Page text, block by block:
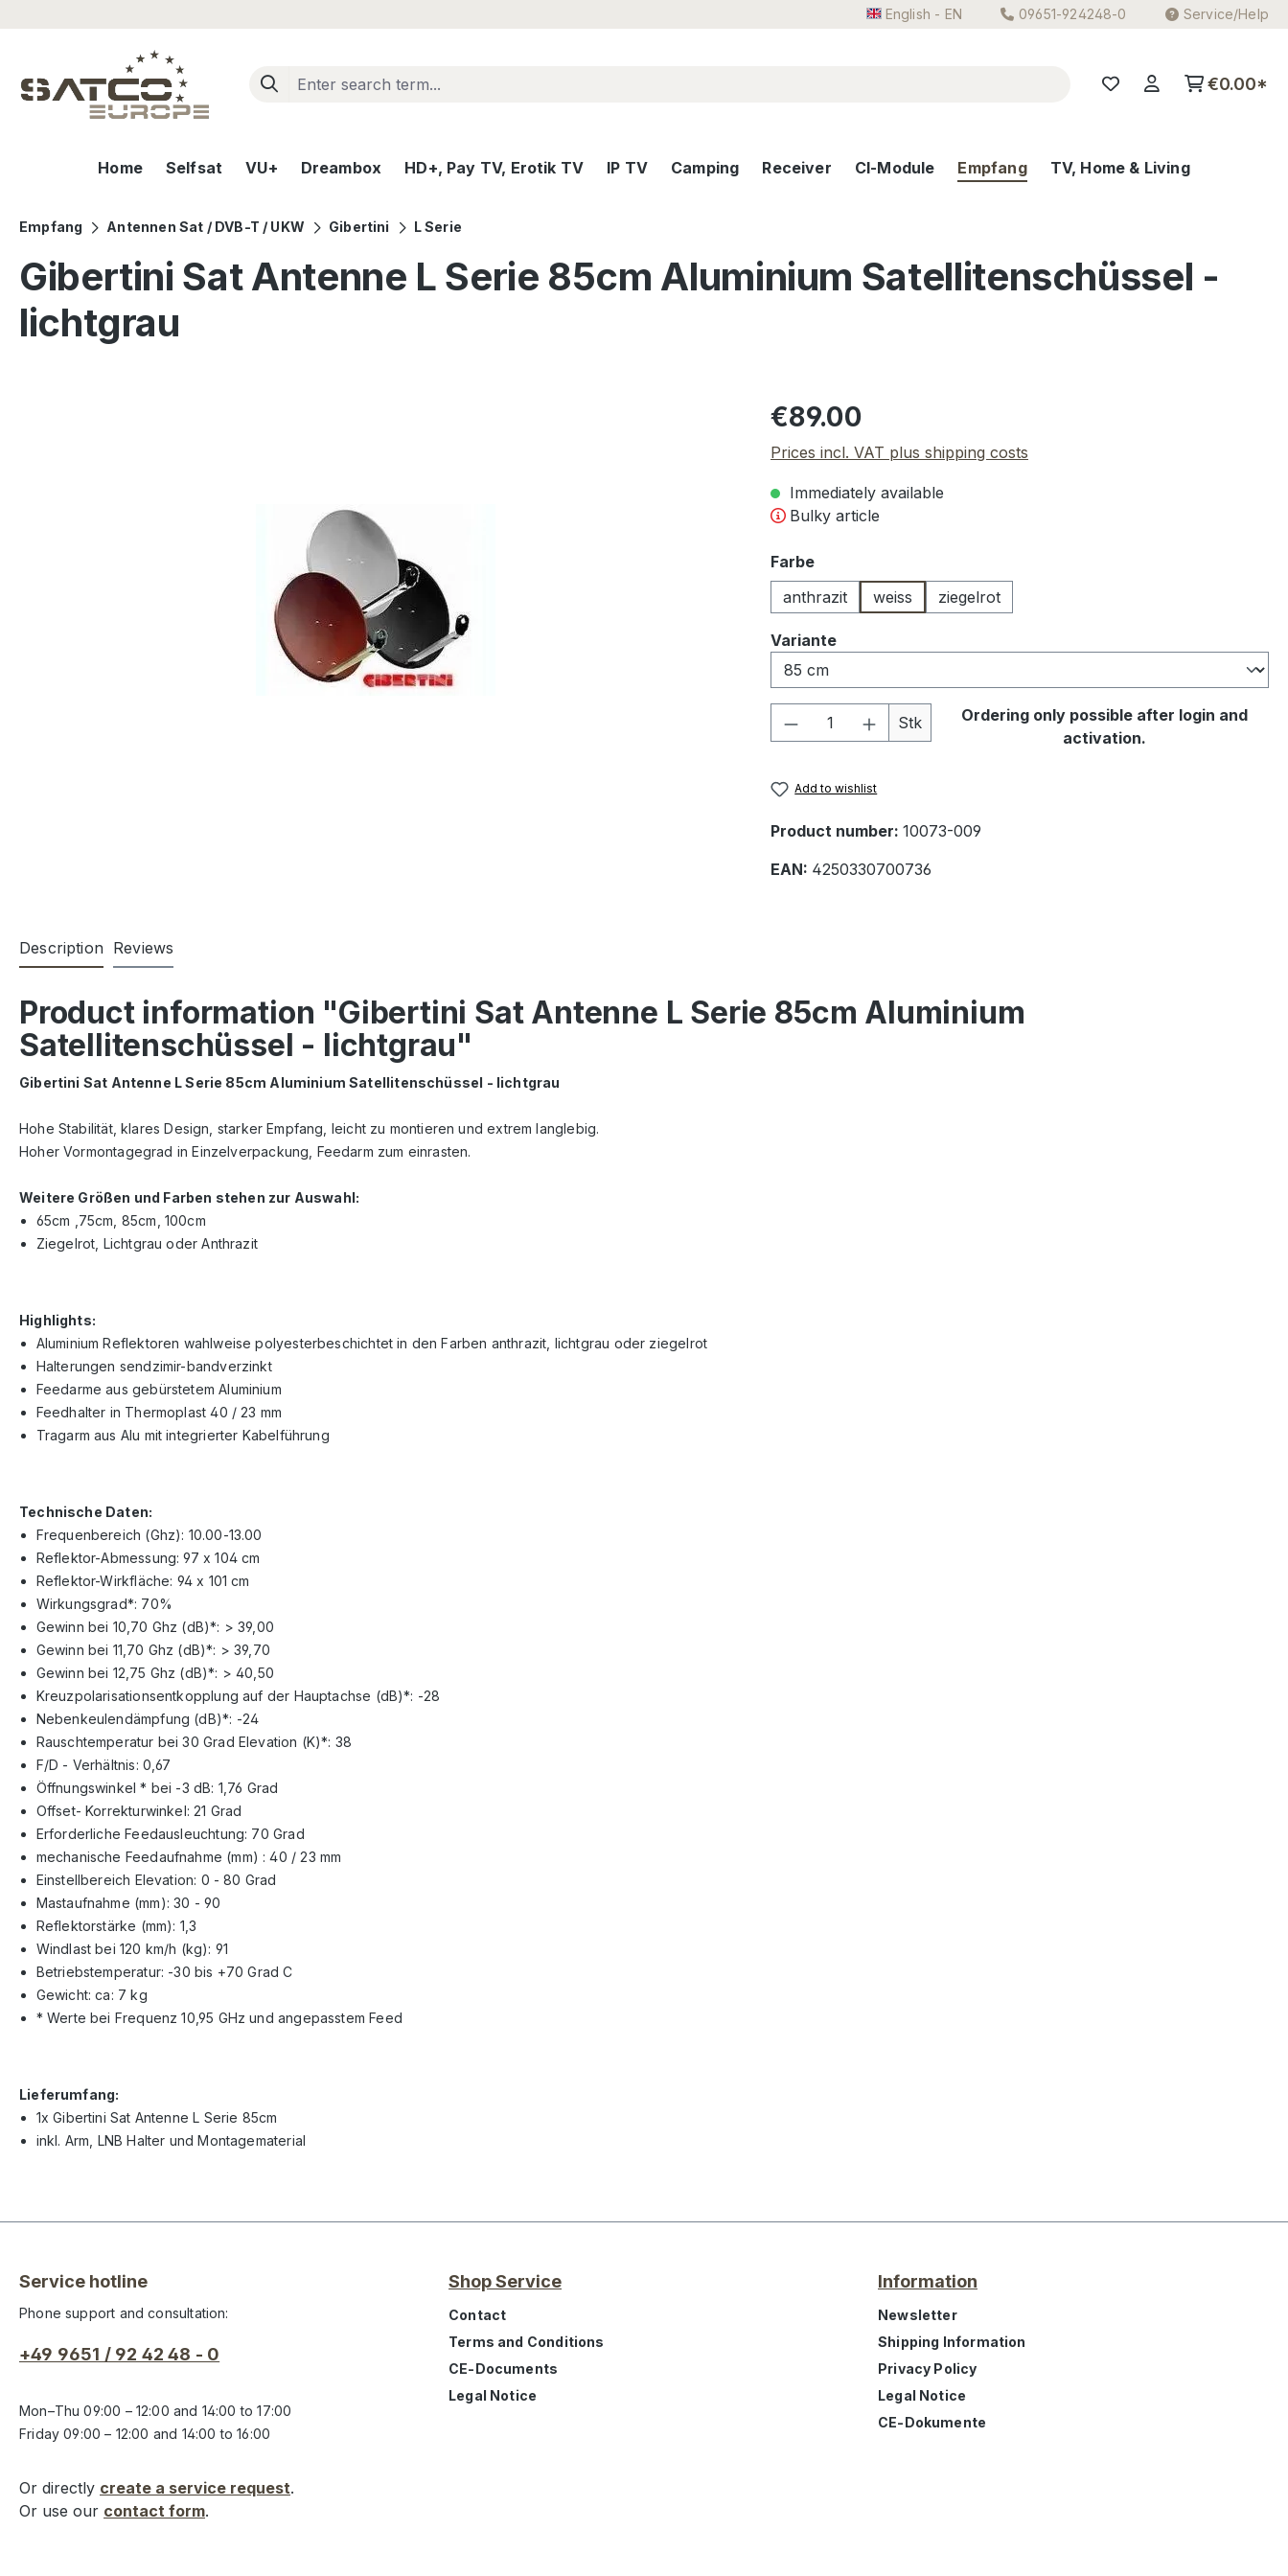
English - EN 09651-924248-0 Service/Help
€0.00*
Home Selfsat VU+ Dreambox HD+, Pay TV, Erotik TV IP TV Camping Receiver CI-Module Empfang TV, Home & Living
Empfang Antennen Sat / DVB-T / UKW Gibertini L Serie
Gibertini Sat Antenne L Serie 85cm Aluminium Satellitenschüssel -
lichtgrau
Regular price:
€89.00
Prices incl. VAT plus shipping costs
Immediately available
Bulky article
Select
Farbe
anthrazit
weiss ziegelrot
Select
Variante
Product Quantity: Enter the desired amount
Stk
Ordering only possible after login and
activation.
Add to wishlist
Product number: 10073-009
EAN: 4250330700736
Description Reviews
Product information "Gibertini Sat Antenne L Serie 85cm Aluminium
Satellitenschüssel - lichtgrau"
Gibertini Sat Antenne L Serie 85cm Aluminium Satellitenschüssel - lichtgrau
Hohe Stabilität, klares Design, starker Empfang, leicht zu montieren und extrem langlebig.
Hoher Vormontagegrad in Einzelverpackung, Feedarm zum einrasten.
Weitere Größen und Farben stehen zur Auswahl:
65cm ,75cm, 85cm, 100cm
Ziegelrot, Lichtgrau oder Anthrazit
Highlights:
Aluminium Reflektoren wahlweise polyesterbeschichtet in den Farben anthrazit, lichtgrau oder ziegelrot
Halterungen sendzimir-bandverzinkt
Feedarme aus gebürstetem Aluminium
Feedhalter in Thermoplast 40 / 23 mm
Tragarm aus Alu mit integrierter Kabelführung
Technische Daten:
Frequenbereich (Ghz): 10.00-13.00
Reflektor-Abmessung: 97 x 104 cm
Reflektor-Wirkfläche: 94 x 101 cm
Wirkungsgrad*: 70%
Gewinn bei 10,70 Ghz (dB)*: > 39,00
Gewinn bei 11,70 Ghz (dB)*: > 39,70
Gewinn bei 12,75 Ghz (dB)*: > 40,50
Kreuzpolarisationsentkopplung auf der Hauptachse (dB)*: -28
Nebenkeulendämpfung (dB)*: -24
Rauschtemperatur bei 30 Grad Elevation (K)*: 38
F/D - Verhältnis: 0,67
Öffnungswinkel * bei -3 dB: 1,76 Grad
Offset- Korrekturwinkel: 21 Grad
Erforderliche Feedausleuchtung: 70 Grad
mechanische Feedaufnahme (mm) : 40 / 23 mm
Einstellbereich Elevation: 0 - 80 Grad
Mastaufnahme (mm): 30 - 90
Reflektorstärke (mm): 1,3
Windlast bei 120 km/h (kg): 91
Betriebstemperatur: -30 bis +70 Grad C
Gewicht: ca: 7 kg
* Werte bei Frequenz 10,95 GHz und angepasstem Feed
Lieferumfang:
1x Gibertini Sat Antenne L Serie 85cm
inkl. Arm, LNB Halter und Montagematerial
Service hotline
Phone support and consultation:
+49 9651 / 92 42 48 - 0
Mon–Thu 09:00 – 12:00 and 14:00 to 17:00
Friday 09:00 – 12:00 and 14:00 to 16:00
Or directly create a service request.
Or use our contact form.
Shop Service
Contact
Terms and Conditions
CE-Documents
Legal Notice
Information
Newsletter
Shipping Information
Privacy Policy
Legal Notice
CE-Dokumente